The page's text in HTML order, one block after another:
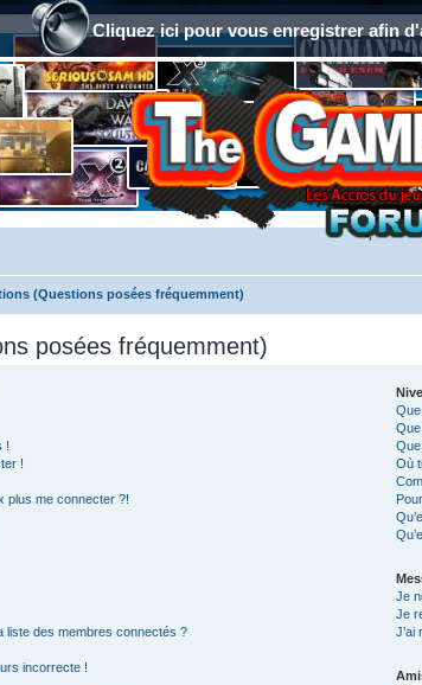
Cliquez ici pour vous enregistrer afin
(Questions posées fréquemment)
posées fréquemment)
!
!
plus me connecter ?!
liste des membres connectés ?
incorrecte !
Où
Je
Je
J’ai